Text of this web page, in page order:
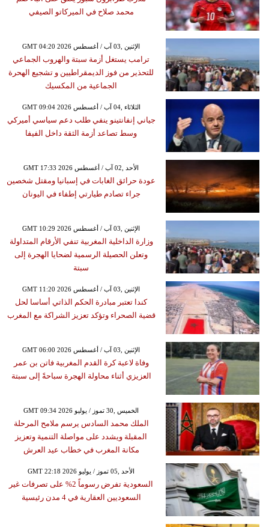
محمد صلاح في الميركاتو الصيفي
GMT 04:20 2026 الإثنين ,03 آب / أغسطس
ترامب يستغل أزمة سبتة والهروب الجماعي
للتحذير من فوز الديمقراطيين و تشجيع الهحرة
الجماعية من المكسيك
GMT 09:04 2026 الثلاثاء ,04 آب / أغسطس
جياني إنفانتينو ينفي طلب دعم سياسي أميركي
وسط تصاعد أزمة الثقة داخل الفيفا
GMT 17:33 2026 الأحد ,02 آب / أغسطس
عودة حرائق الغابات في إسبانيا ومقتل شخصين
جراء تصادم طيارتي إطفاء في اليونان
GMT 10:29 2026 الإثنين ,03 آب / أغسطس
وزارة الداخلية المغربية تنفي الأرقام المتداولة
وتعلن الحصيلة الرسمية لضحايا الهجرة إلى
سبتة
GMT 11:20 2026 الإثنين ,03 آب / أغسطس
كندا تعتبر مبادرة الحكم الذاتي أساسا لحل
قضية الصحراء وتؤكد تعزيز الشراكة مع المغرب
GMT 06:00 2026 الإثنين ,03 آب / أغسطس
وفاة لاعبة كرة القدم المغربية فاتن بن عمر
العزيزي أثناء محاولة الهجرة سباحةً إلى سبتة
GMT 09:34 2026 الخميس ,30 تموز / يوليو
الملك محمد السادس يرسم ملامح المرحلة
المقبلة ويشدد على مواصلة التنمية وتعزيز
مكانة المغرب في خطاب عيد العرش
GMT 22:18 2026 الأحد ,05 تموز / يوليو
السعودية تفرض رسوماً 2% على تصرفات غير
السعوديين العقارية في 4 مدن رئيسية